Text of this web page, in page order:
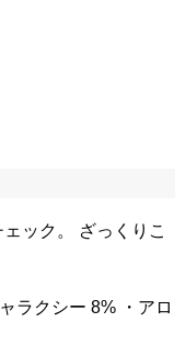
ック。
ざっくりこ
ラクシー 8% ・アロ